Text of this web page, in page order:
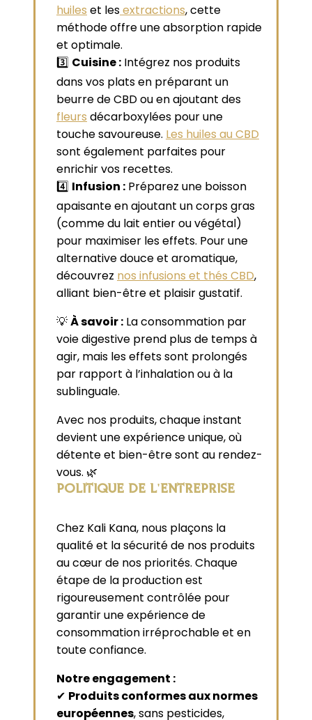
huiles et lesextractions, cette
méthode offre une absorption rapide
et optimale.
3️⃣ Cuisine : Intégrez nos produits
dans vos plats en préparant un
beurre de CBD ou en ajoutant des
fleurs décarboxylées pour une
touche savoureuse. Les huiles au CBD
sont également parfaites pour
enrichir vos recettes.
4️⃣ Infusion : Préparez une boisson
apaisante en ajoutant un corps gras
(comme du lait entier ou végétal)
pour maximiser les effets. Pour une
alternative douce et aromatique,
découvrez nos infusions et thés CBD,
alliant bien-être et plaisir gustatif.
💡À savoir : La consommation par
voie digestive prend plus de temps à
agir, mais les effets sont prolongés
par rapport à l’inhalation ou à la
sublinguale.
Avec nos produits, chaque instant
devient une expérience unique, où
détente et bien-être sont au rendez-
vous. 🌿
POLITIQUE DE L'ENTREPRISE
Chez Kali Kana, nous plaçons la
qualité et la sécurité de nos produits
au cœur de nos priorités. Chaque
étape de la production est
rigoureusement contrôlée pour
garantir une expérience de
consommation irréprochable et en
toute confiance.
Notre engagement :
✔ Produits conformes aux normes
européennes, sans pesticides,